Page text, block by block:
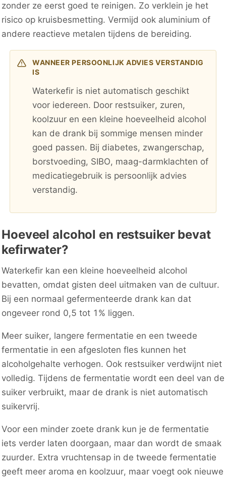
zonder ze eerst goed te reinigen. Zo verklein je het
risico op kruisbesmetting. Vermijd ook aluminium of
andere reactieve metalen tijdens de bereiding.
WANNEER PERSOONLIJK ADVIES VERSTANDIG
IS
Waterkefir is niet automatisch geschikt
voor iedereen. Door restsuiker, zuren,
koolzuur en een kleine hoeveelheid alcohol
kan de drank bij sommige mensen minder
goed passen. Bij diabetes, zwangerschap,
borstvoeding, SIBO, maag-darmklachten of
medicatiegebruik is persoonlijk advies
verstandig.
Hoeveel alcohol en restsuiker bevat
kefirwater?
Waterkefir kan een kleine hoeveelheid alcohol
bevatten, omdat gisten deel uitmaken van de cultuur.
Bij een normaal gefermenteerde drank kan dat
ongeveer rond 0,5 tot 1% liggen.
Meer suiker, langere fermentatie en een tweede
fermentatie in een afgesloten fles kunnen het
alcoholgehalte verhogen. Ook restsuiker verdwijnt niet
volledig. Tijdens de fermentatie wordt een deel van de
suiker verbruikt, maar de drank is niet automatisch
suikervrij.
Voor een minder zoete drank kun je de fermentatie
iets verder laten doorgaan, maar dan wordt de smaak
zuurder. Extra vruchtensap in de tweede fermentatie
geeft meer aroma en koolzuur, maar voegt ook nieuwe